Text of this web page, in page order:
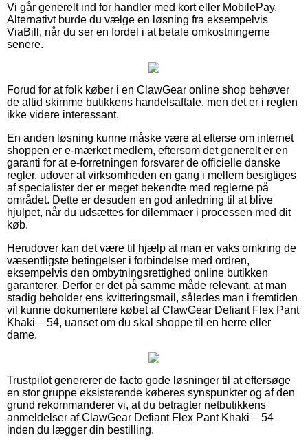
Vi går generelt ind for handler med kort eller MobilePay.
Alternativt burde du vælge en løsning fra eksempelvis
ViaBill, når du ser en fordel i at betale omkostningerne
senere.
Forud for at folk køber i en ClawGear online shop behøver
de altid skimme butikkens handelsaftale, men det er i reglen
ikke videre interessant.
En anden løsning kunne måske være at efterse om internet
shoppen er e-mærket medlem, eftersom det generelt er en
garanti for at e-forretningen forsvarer de officielle danske
regler, udover at virksomheden en gang i mellem besigtiges
af specialister der er meget bekendte med reglerne på
området. Dette er desuden en god anledning til at blive
hjulpet, når du udsættes for dilemmaer i processen med dit
køb.
Herudover kan det være til hjælp at man er vaks omkring de
væsentligste betingelser i forbindelse med ordren,
eksempelvis den ombytningsrettighed online butikken
garanterer. Derfor er det på samme måde relevant, at man
stadig beholder ens kvitteringsmail, således man i fremtiden
vil kunne dokumentere købet af ClawGear Defiant Flex Pant
Khaki – 54, uanset om du skal shoppe til en herre eller
dame.
Trustpilot genererer de facto gode løsninger til at eftersøge
en stor gruppe eksisterende køberes synspunkter og af den
grund rekommanderer vi, at du betragter netbutikkens
anmeldelser af ClawGear Defiant Flex Pant Khaki – 54
inden du lægger din bestilling.